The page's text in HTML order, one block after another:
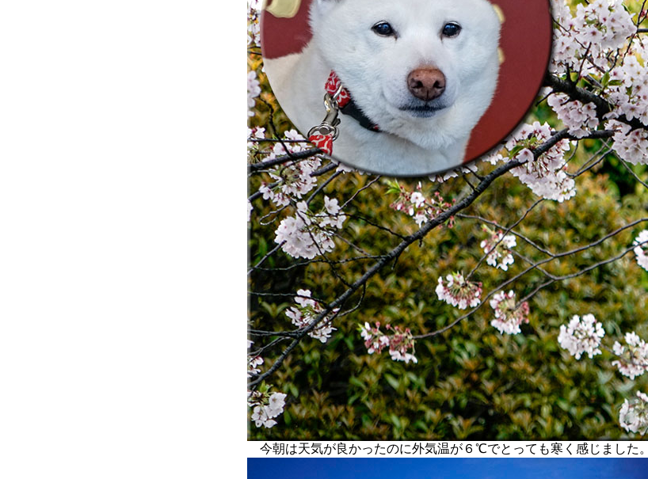
今朝は天気が良かったのに外気温が６℃でとっても寒く感じました。